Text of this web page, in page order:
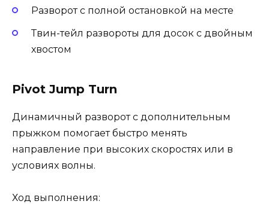
Разворот с полной остановкой на месте
Твин-тейл развороты для досок с двойным
хвостом
Pivot Jump Turn
Динамичный разворот с дополнительным
прыжком помогает быстро менять
направление при высоких скоростях или в
условиях волны.
Ход выполнения: